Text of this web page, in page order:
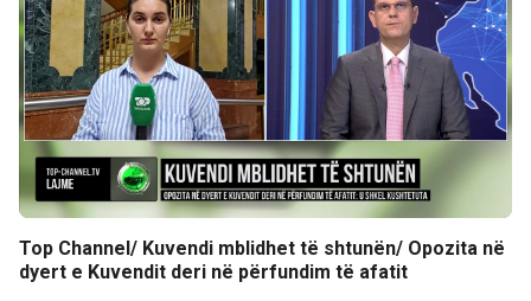
Top Channel/ Kuvendi mblidhet të shtunën/ Opozita në
dyert e Kuvendit deri në përfundim të afatit